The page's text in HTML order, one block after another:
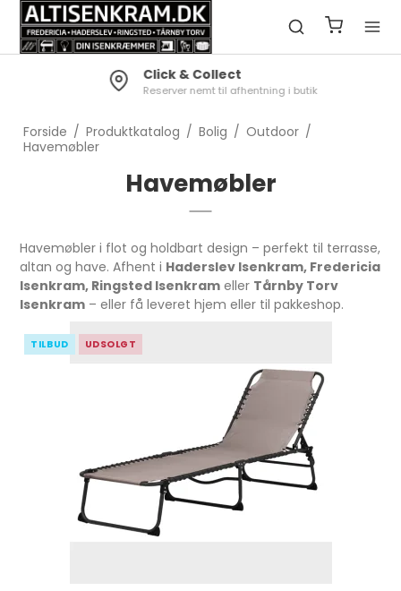
Click & Collect
Reserver nemt til afhentning i butik
Forside / Produktkatalog / Bolig / Outdoor /
Havemøbler
Havemøbler
Havemøbler i flot og holdbart design – perfekt til terrasse,
altan og have. Afhent i Haderslev Isenkram, Fredericia
Isenkram, Ringsted Isenkram eller Tårnby Torv
Isenkram – eller få leveret hjem eller til pakkeshop.
TILBUD UDSOLGT